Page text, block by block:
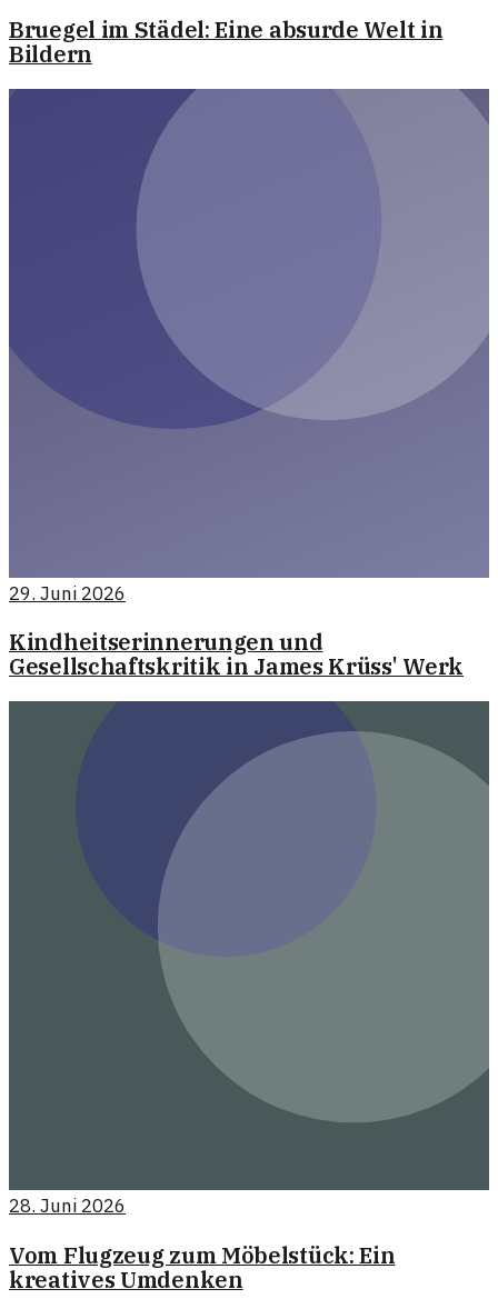
Bruegel im Städel: Eine absurde Welt in
Bildern
29. Juni 2026
Kindheitserinnerungen und
Gesellschaftskritik in James Krüss' Werk
28. Juni 2026
Vom Flugzeug zum Möbelstück: Ein
kreatives Umdenken